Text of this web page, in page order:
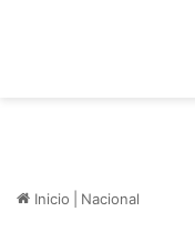
Inicio Nacional